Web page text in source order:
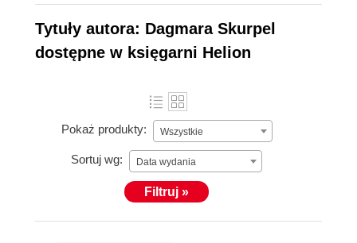
Tytuły autora: Dagmara Skurpel
dostępne w księgarni Helion
Pokaż produkty: Wszystkie
Sortuj wg: Data wydania
Filtruj »